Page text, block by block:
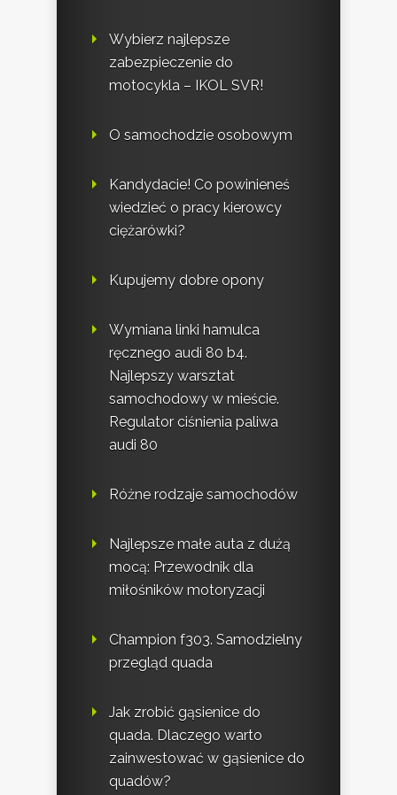
Wybierz najlepsze
zabezpieczenie do
motocykla – IKOL SVR!
O samochodzie osobowym
Kandydacie! Co powinieneś
wiedzieć o pracy kierowcy
ciężarówki?
Kupujemy dobre opony
Wymiana linki hamulca
ręcznego audi 80 b4.
Najlepszy warsztat
samochodowy w mieście.
Regulator ciśnienia paliwa
audi 80
Różne rodzaje samochodów
Najlepsze małe auta z dużą
mocą: Przewodnik dla
miłośników motoryzacji
Champion f303. Samodzielny
przegląd quada
Jak zrobić gąsienice do
quada. Dlaczego warto
zainwestować w gąsienice do
quadów?